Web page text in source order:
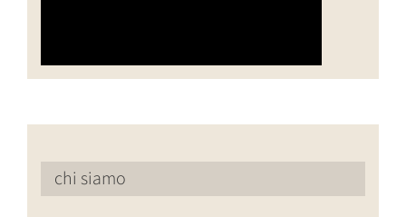
chi siamo